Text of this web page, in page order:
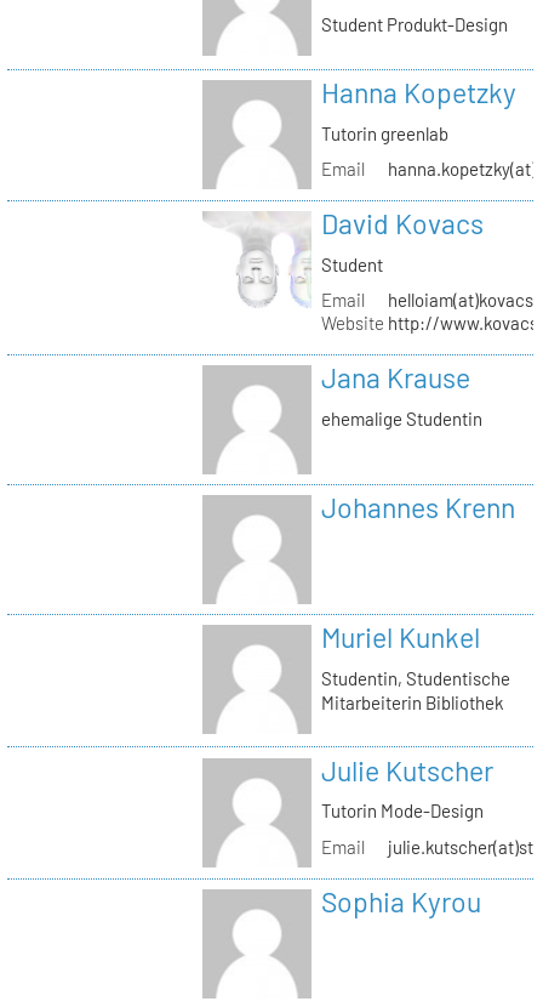
Student Produkt-Design
Hanna Kopetzky
Tutorin greenlab
Email
David Kovacs
Student
Email
Website http://
Jana Krause
ehemalige Studentin
Johannes Krenn
Muriel Kunkel
Studentin, Studentische
Mitarbeiterin Bibliothek
Julie Kutscher
Tutorin Mode-Design
Email
Sophia Kyrou